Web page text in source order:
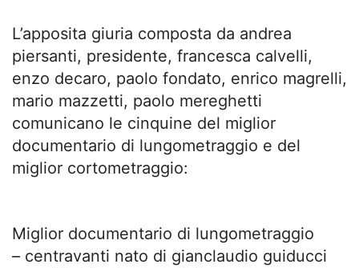
L’apposita giuria composta da andrea
piersanti, presidente, francesca calvelli,
enzo decaro, paolo fondato, enrico magrelli,
mario mazzetti, paolo mereghetti
comunicano le cinquine del miglior
documentario di lungometraggio e del
miglior cortometraggio:
Miglior documentario di lungometraggio
– centravanti nato di gianclaudio guiducci